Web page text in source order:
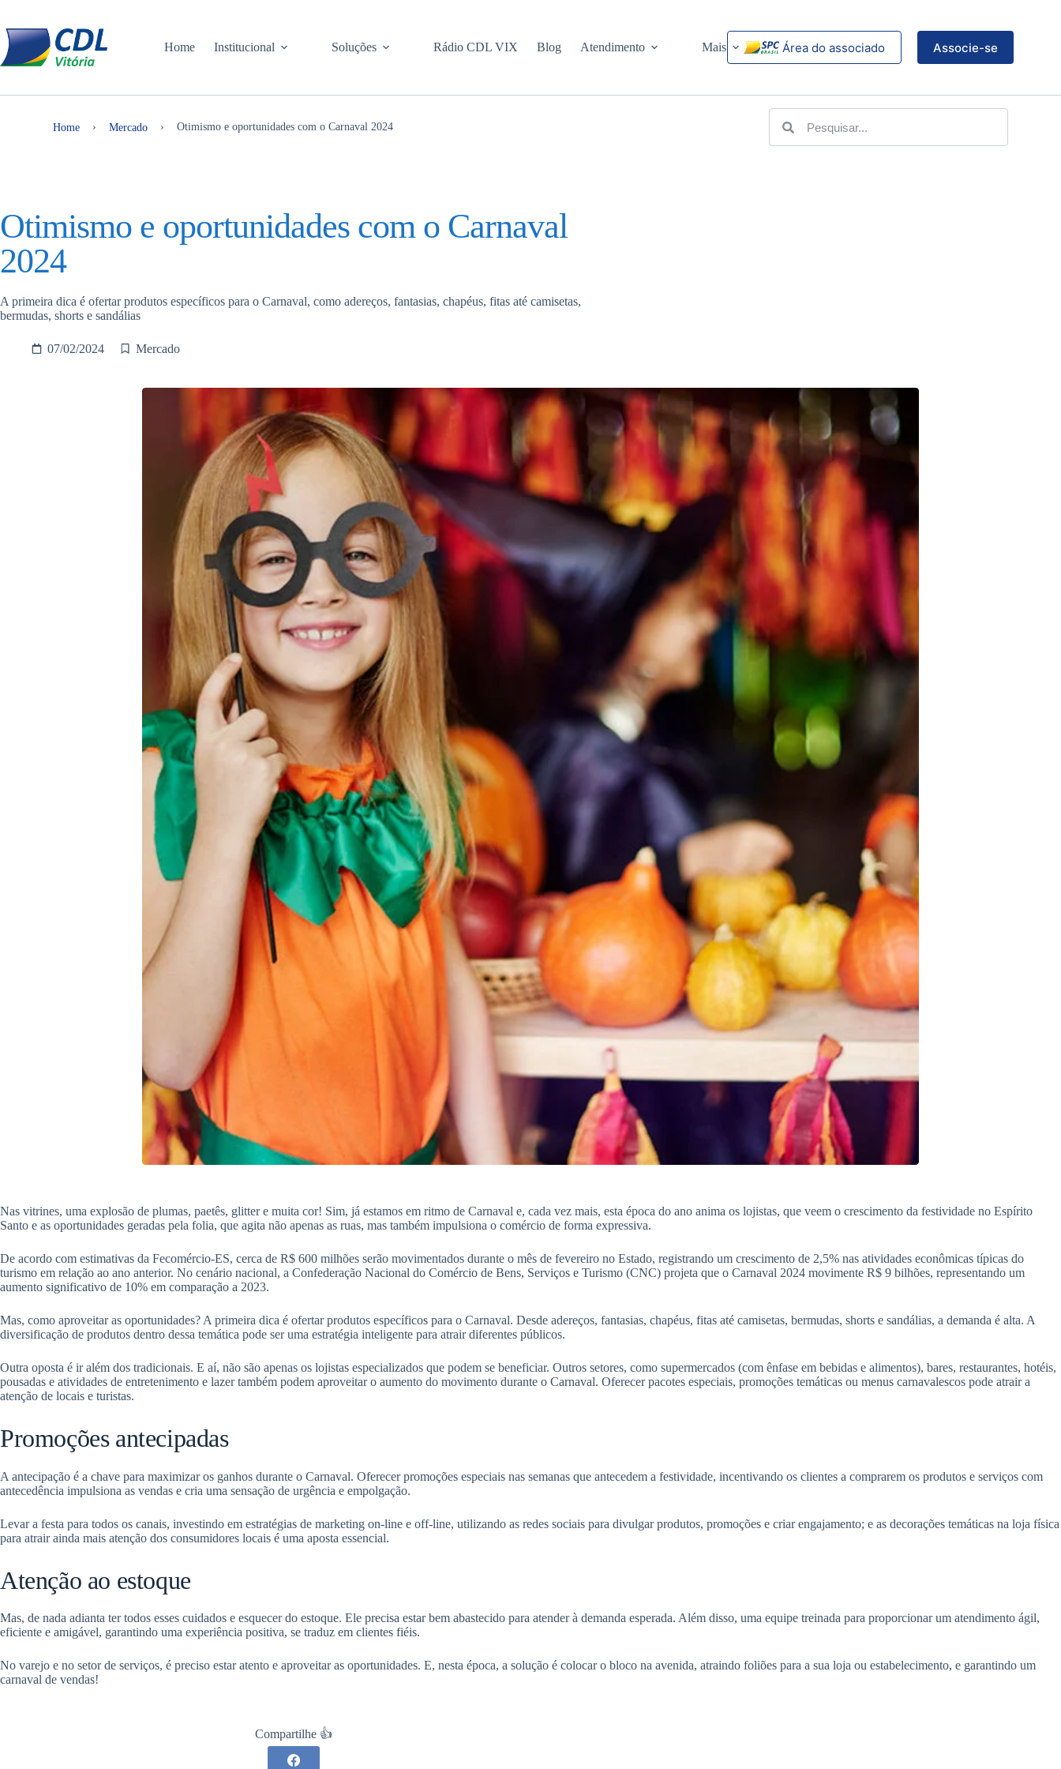
Home Institucional Soluções Rádio CDL VIX Blog Atendimento Mais Área do associado Associe-se
Home › Mercado › Otimismo e oportunidades com o Carnaval 2024
Otimismo e oportunidades com o Carnaval
2024
A primeira dica é ofertar produtos específicos para o Carnaval, como adereços, fantasias, chapéus, fitas até camisetas,
bermudas, shorts e sandálias
07/02/2024 Mercado
Nas vitrines, uma explosão de plumas, paetês, glitter e muita cor! Sim, já estamos em ritmo de Carnaval e, cada vez mais, esta época do ano anima os lojistas, que veem o crescimento da festividade no Espírito
Santo e as oportunidades geradas pela folia, que agita não apenas as ruas, mas também impulsiona o comércio de forma expressiva.
De acordo com estimativas da Fecomércio-ES, cerca de R$ 600 milhões serão movimentados durante o mês de fevereiro no Estado, registrando um crescimento de 2,5% nas atividades econômicas típicas do
turismo em relação ao ano anterior. No cenário nacional, a Confederação Nacional do Comércio de Bens, Serviços e Turismo (CNC) projeta que o Carnaval 2024 movimente R$ 9 bilhões, representando um
aumento significativo de 10% em comparação a 2023.
Mas, como aproveitar as oportunidades? A primeira dica é ofertar produtos específicos para o Carnaval. Desde adereços, fantasias, chapéus, fitas até camisetas, bermudas, shorts e sandálias, a demanda é alta. A
diversificação de produtos dentro dessa temática pode ser uma estratégia inteligente para atrair diferentes públicos.
Outra oposta é ir além dos tradicionais. E aí, não são apenas os lojistas especializados que podem se beneficiar. Outros setores, como supermercados (com ênfase em bebidas e alimentos), bares, restaurantes, hotéis,
pousadas e atividades de entretenimento e lazer também podem aproveitar o aumento do movimento durante o Carnaval. Oferecer pacotes especiais, promoções temáticas ou menus carnavalescos pode atrair a
atenção de locais e turistas.
Promoções antecipadas
A antecipação é a chave para maximizar os ganhos durante o Carnaval. Oferecer promoções especiais nas semanas que antecedem a festividade, incentivando os clientes a comprarem os produtos e serviços com
antecedência impulsiona as vendas e cria uma sensação de urgência e empolgação.
Levar a festa para todos os canais, investindo em estratégias de marketing on-line e off-line, utilizando as redes sociais para divulgar produtos, promoções e criar engajamento; e as decorações temáticas na loja física
para atrair ainda mais atenção dos consumidores locais é uma aposta essencial.
Atenção ao estoque
Mas, de nada adianta ter todos esses cuidados e esquecer do estoque. Ele precisa estar bem abastecido para atender à demanda esperada. Além disso, uma equipe treinada para proporcionar um atendimento ágil,
eficiente e amigável, garantindo uma experiência positiva, se traduz em clientes fiéis.
No varejo e no setor de serviços, é preciso estar atento e aproveitar as oportunidades. E, nesta época, a solução é colocar o bloco na avenida, atraindo foliões para a sua loja ou estabelecimento, e garantindo um
carnaval de vendas!
Compartilhe 👍